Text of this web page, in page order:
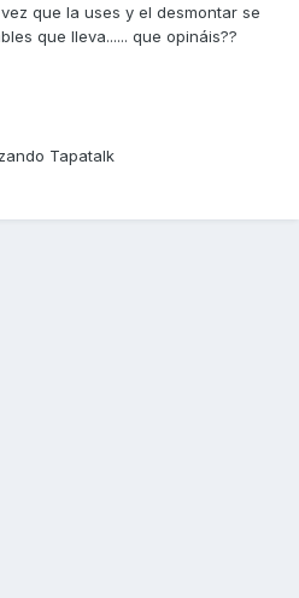
que la uses y el desmontar se
que lleva...... que opináis??
Tapatalk